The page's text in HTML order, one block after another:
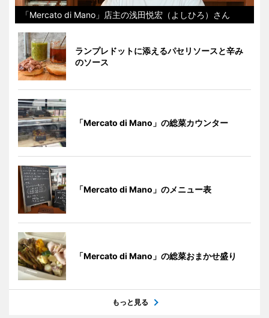
「Mercato di Mano」店主の浅田悦宏（よしひろ）さん
ランプレドットに添えるパセリソースと辛み
のソース
「Mercato di Mano」の総菜カウンター
「Mercato di Mano」のメニュー表
「Mercato di Mano」の総菜おまかせ盛り
もっと見る